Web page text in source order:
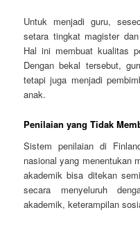
Untuk menjadi guru,
setara tingkat magister
Hal ini membuat kualitas
Dengan bekal tersebut,
tetapi juga menjadi
anak.
Penilaian yang Tidak
Sistem penilaian di
nasional yang menentukan
akademik bisa ditekan
secara menyeluruh
akademik, keterampilan